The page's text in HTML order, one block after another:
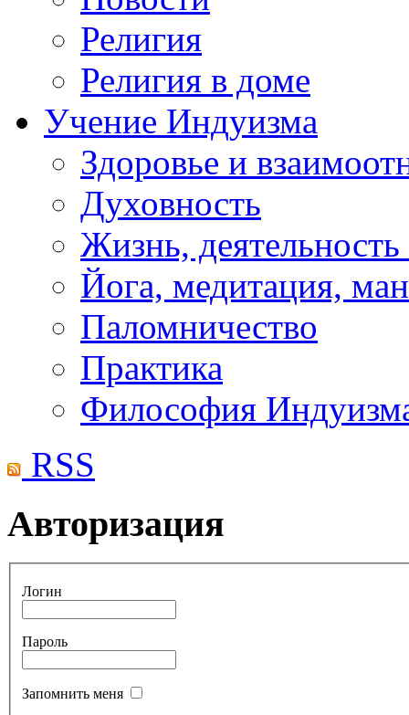
Религия
Религия в доме
Учение Индуизма
Здоровье и
Духовность
Жизнь, деятельность
Йога, медитация,
Паломничество
Практика
Философия
RSS
Авторизация
Логин
Пароль
Запомнить меня